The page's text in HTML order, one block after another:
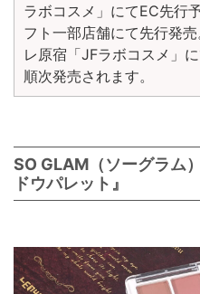
ラボコスメ」にてEC先行
フト一部店舗にて先行発
レ原宿「JFラボコスメ」
順次発売されます。
SO GLAM（ソーグラム
ドウパレット』